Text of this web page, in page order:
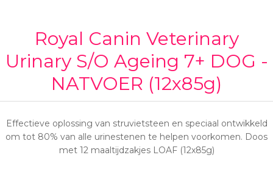
Royal Canin Veterinary
Urinary S/O Ageing 7+ DOG -
NATVOER (12x85g)
Effectieve oplossing van struvietsteen en speciaal ontwikkeld
om tot 80% van alle urinestenen te helpen voorkomen. Doos
met 12 maaltijdzakjes LOAF (12x85g)